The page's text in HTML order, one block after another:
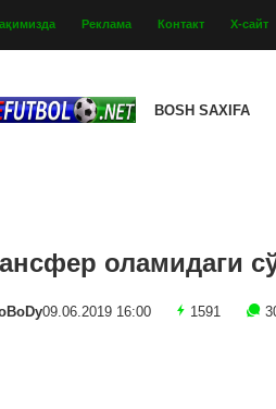
Реклама Контакт Х-сайт
BOSH SAXIFA
оламидаги
09.06.2019 16:00 1591